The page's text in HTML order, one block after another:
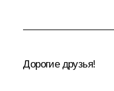
Дорогие друзья!